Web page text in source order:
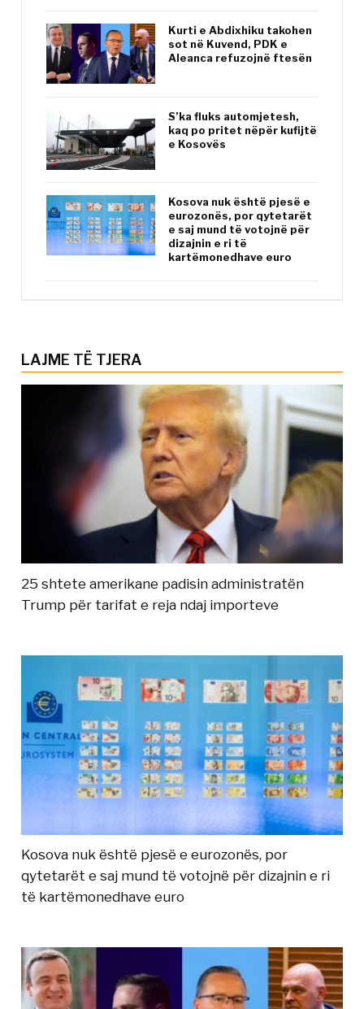
Kurti e Abdixhiku takohen
sot në Kuvend, PDK e
Aleanca refuzojnë ftesën
S’ka fluks automjetesh,
kaq po pritet nëpër kufijtë
e Kosovës
Kosova nuk është pjesë e
eurozonës, por qytetarët
e saj mund të votojnë për
dizajnin e ri të
kartëmonedhave euro
LAJME TË TJERA
25 shtete amerikane padisin administratën
Trump për tarifat e reja ndaj importeve
Kosova nuk është pjesë e eurozonës, por
qytetarët e saj mund të votojnë për dizajnin e ri
të kartëmonedhave euro